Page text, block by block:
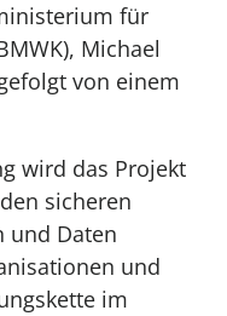
für
Michael
von einem
wird das Projekt
sicheren
und Daten
und
im